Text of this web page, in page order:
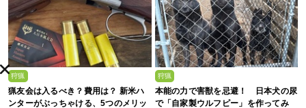
狩猟
猟友会は入るべき？費用は？ 新米ハ
ンターがぶっちゃける、5つのメリッ
狩猟
本能の力で害獣を忌避！ 日本犬の尿
で「自家製ウルフピー」を作ってみ